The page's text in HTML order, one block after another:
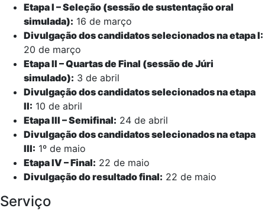
Etapa I – Seleção (sessão de sustentação oral
simulada): 16 de março
Divulgação dos candidatos selecionados na etapa I:
20 de março
Etapa II – Quartas de Final (sessão de Júri
simulado): 3 de abril
Divulgação dos candidatos selecionados na etapa
II: 10 de abril
Etapa III – Semifinal: 24 de abril
Divulgação dos candidatos selecionados na etapa
III: 1º de maio
Etapa IV – Final: 22 de maio
Divulgação do resultado final: 22 de maio
Serviço